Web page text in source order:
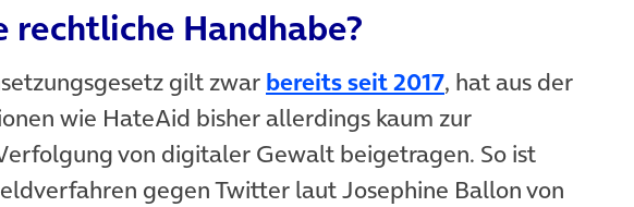
rechtliche Handhabe?
gilt zwar bereits seit 2017(öffnet in neuem
, hat aus der
wie HateAid bisher allerdings kaum zur
von digitaler Gewalt beigetragen. So ist
gegen Twitter laut Josephine Ballon von